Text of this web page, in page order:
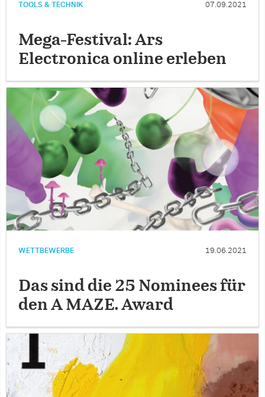
TOOLS & TECHNIK 07.09.2021
Mega-Festival: Ars
Electronica online erleben
WETTBEWERBE 19.06.2021
Das sind die 25 Nominees für
den A MAZE. Award